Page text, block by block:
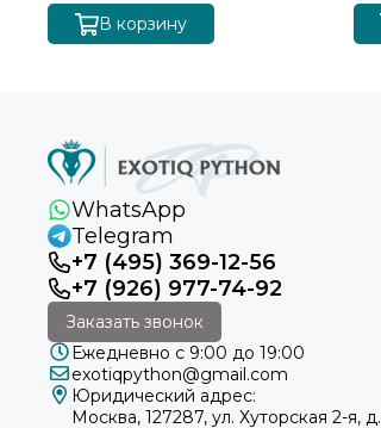
В корзину
WhatsApp
Telegram
+7 (495) 369-12-56
+7 (926) 977-74-92
Заказать звонок
Ежедневно с 9:00 до 19:00
exotiqpython@gmail.com
Юридический адрес:
Москва, 127287, ул. Хуторская 2-я, д.